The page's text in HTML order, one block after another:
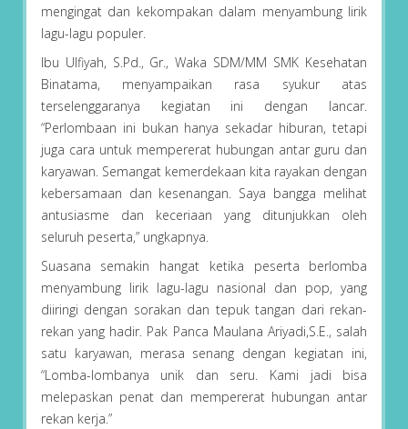
mengingat dan kekompakan dalam menyambung lirik
lagu-lagu populer.
Ibu Ulfiyah, S.Pd., Gr., Waka SDM/MM SMK Kesehatan
Binatama, menyampaikan rasa syukur atas
terselenggaranya kegiatan ini dengan lancar.
“Perlombaan ini bukan hanya sekadar hiburan, tetapi
juga cara untuk mempererat hubungan antar guru dan
karyawan. Semangat kemerdekaan kita rayakan dengan
kebersamaan dan kesenangan. Saya bangga melihat
antusiasme dan keceriaan yang ditunjukkan oleh
seluruh peserta,” ungkapnya.
Suasana semakin hangat ketika peserta berlomba
menyambung lirik lagu-lagu nasional dan pop, yang
diiringi dengan sorakan dan tepuk tangan dari rekan-
rekan yang hadir. Pak Panca Maulana Ariyadi,S.E., salah
satu karyawan, merasa senang dengan kegiatan ini,
“Lomba-lombanya unik dan seru. Kami jadi bisa
melepaskan penat dan mempererat hubungan antar
rekan kerja.”